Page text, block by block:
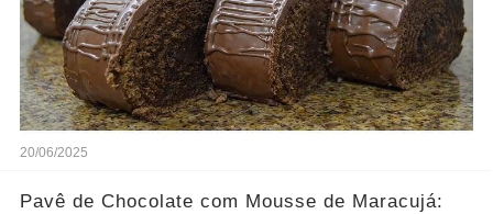
20/06/2025
Pavê de Chocolate com Mousse de Maracujá: